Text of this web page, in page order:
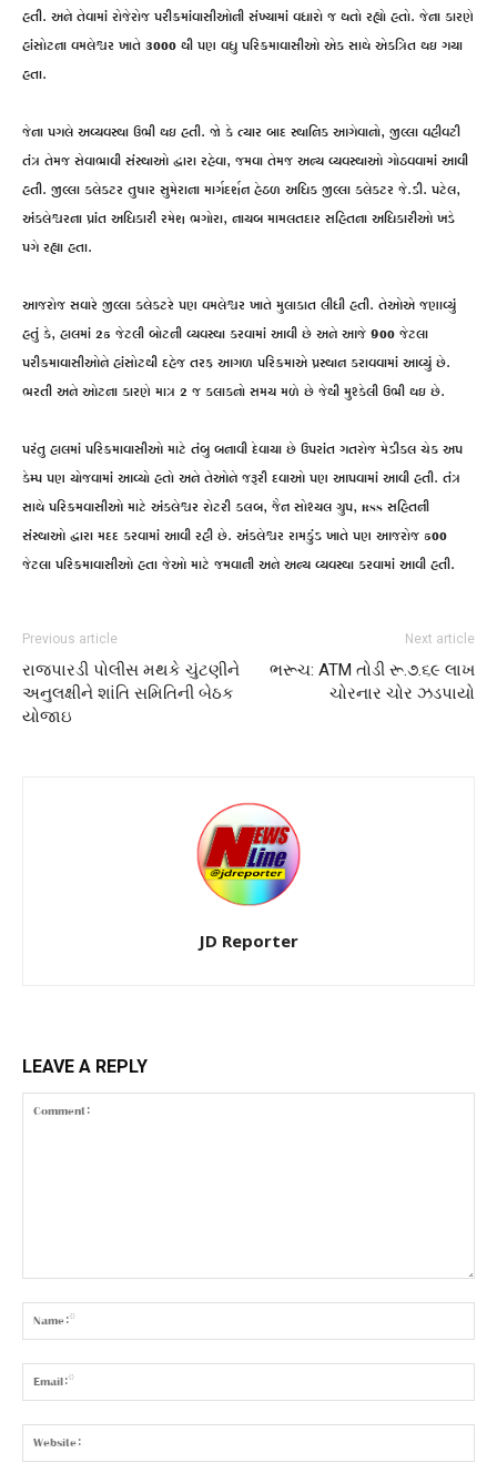
હતી. અને તેવામાં રોજેરોજ પરીક્રમાંવાસીઓની સંખ્યામાં વધારો જ થતો રહ્યો હતો. જેના કારણે
હાંસોટના વમલેશ્વર ખાતે 3000 થી પણ વધુ પરિક્રમાવાસીઓ એક સાથે એકત્રિત થઇ ગયા
હતા.
જેના પગલે અવ્યવસ્થા ઉભી થઇ હતી. જો કે ત્યાર બાદ સ્થાનિક આગેવાનો, જીલ્લા વહીવટી
તંત્ર તેમજ સેવાભાવી સંસ્થાઓ દ્વારા રહેવા, જમવા તેમજ અન્ય વ્યવસ્થાઓ ગોઠવવામાં આવી
હતી. જીલ્લા કલેકટર તુષાર સુમેરાના માર્ગદર્શન હેઠળ અધિક જીલ્લા કલેકટર જે.ડી. પટેલ,
અંકલેશ્વરના પ્રાંત અધિકારી રમેશ ભગોરા, નાયબ મામલતદાર સહિતના અધિકારીઓ ખડે
પગે રહ્યા હતા.
આજરોજ સવારે જીલ્લા કલેકટરે પણ વમલેશ્વર ખાતે મુલાકાત લીધી હતી. તેઓએ જણાવ્યું
હતું કે, હાલમાં 25 જેટલી બોટની વ્યવસ્થા કરવામાં આવી છે અને આજે 900 જેટલા
પરીક્રમાવાસીઓને હાંસોટથી દહેજ તરફ આગળ પરિક્રમાએ પ્રસ્થાન કરાવવામાં આવ્યું છે.
ભરતી અને ઓટના કારણે માત્ર 2 જ કલાકનો સમય મળે છે જેથી મુશ્કેલી ઉભી થઇ છે.
પરંતુ હાલમાં પરિક્રમાવાસીઓ માટે તંબુ બનાવી દેવાયા છે ઉપરાંત ગતરોજ મેડીકલ ચેક અપ
કેમ્પ પણ યોજવામાં આવ્યો હતો અને તેઓને જરૂરી દવાઓ પણ આપવામાં આવી હતી. તંત્ર
સાથે પરિક્રમવાસીઓ માટે અંકલેશ્વર રોટરી ક્લબ, જૈન સોશ્યલ ગ્રુપ, RSS સહિતની
સંસ્થાઓ દ્વારા મદદ કરવામાં આવી રહી છે. અંકલેશ્વર રામકુંડ ખાતે પણ આજરોજ 500
જેટલા પરિક્રમાવાસીઓ હતા જેઓ માટે જમવાની અને અન્ય વ્યવસ્થા કરવામાં આવી હતી.
Previous article
રાજપારડી પોલીસ મથકે ચુંટણીને
અનુલક્ષીને શાંતિ સમિતિની બેઠક
યોજાઇ
Next article
ભરૂચ: ATM તોડી રૂ.૭.૬૯ લાખ
ચોરનાર ચોર ઝડપાયો
JD Reporter
LEAVE A REPLY